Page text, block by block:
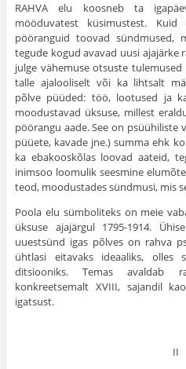
RAHVA elu koosneb ta
mööduvatest küsimustest.
pööranguid toovad sündmused,
tegude kogud avavad uusi ajajärke
julge vähemuse otsuste
talle ajalooli­selt või ka lihtsalt
põlve püüded: töö, lootused ja
moodustavad üksuse, millest
pöörangu aade. See on
püüete, kavade jne.) summa ehk
ka ebakooskõlas loovad aateid,
inimsoo loomulik seesmine
teod, moodustades sündmusi, mis
Poola elu sümboliteks on meie
üksuse ajajärgul 1795-1914.
uuestsünd igas põl­ves on rahva
ühtlasi eitavaks ideaaliks,
ditsiooniks. Temas avaldab
konkreetsemalt XVIII, sajandil
igatsust.
II